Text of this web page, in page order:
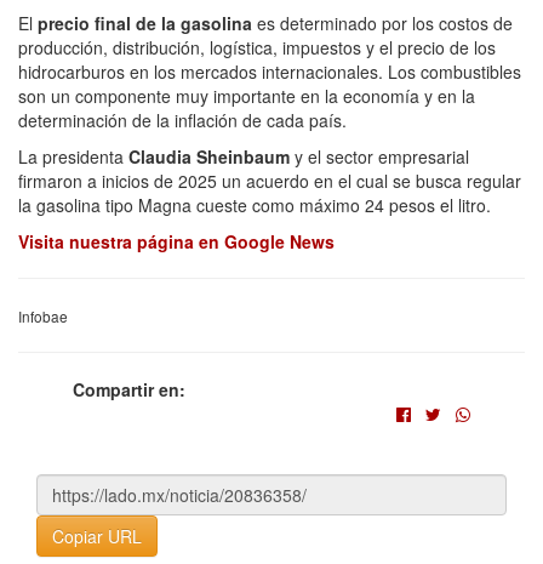
El precio final de la gasolina es determinado por los costos de
producción, distribución, logística, impuestos y el precio de los
hidrocarburos en los mercados internacionales. Los combustibles
son un componente muy importante en la economía y en la
determinación de la inflación de cada país.
La presidenta Claudia Sheinbaum y el sector empresarial
firmaron a inicios de 2025 un acuerdo en el cual se busca regular
la gasolina tipo Magna cueste como máximo 24 pesos el litro.
Visita nuestra página en Google News
Infobae
Compartir en:
Copiar URL